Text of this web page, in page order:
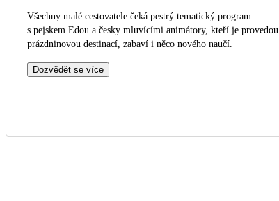
Všechny malé cestovatele čeká pestrý tematický program
s pejskem Edou a česky mluvícími animátory, kteří je provedou
prázdninovou destinací, zabaví i něco nového naučí.
Dozvědět se více